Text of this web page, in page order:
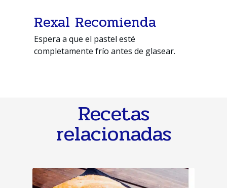
Rexal Recomienda
Espera a que el pastel esté
completamente frío antes de glasear.
Recetas
relacionadas